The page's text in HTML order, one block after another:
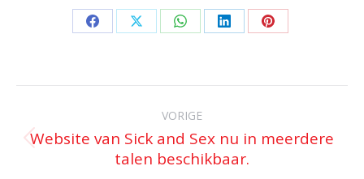
Deel
Facebook
Deel
X
Deel
WhatsApp
Deel
LinkedIn
Deel
Pinterest
Bericht
VORIGE
Vorig
bericht
Website van Sick and Sex nu in meerdere
talen beschikbaar.